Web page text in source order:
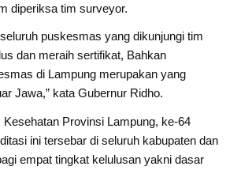
diperiksa tim surveyor.
puskesmas yang dikunjungi tim
dan meraih sertifikat, Bahkan
di Lampung merupakan yang
Jawa,” kata Gubernur Ridho.
Kesehatan Provinsi Lampung, ke-64
ini tersebar di seluruh kabupaten dan
empat tingkat kelulusan yakni dasar